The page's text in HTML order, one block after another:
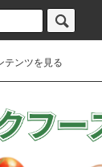
テンツを見る